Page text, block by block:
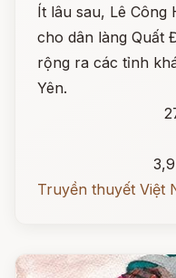
Ít lâu sau, Lê Công
cho dân làng Quất
rộng ra các tỉnh
Yên.
Truyền thuyết Việt